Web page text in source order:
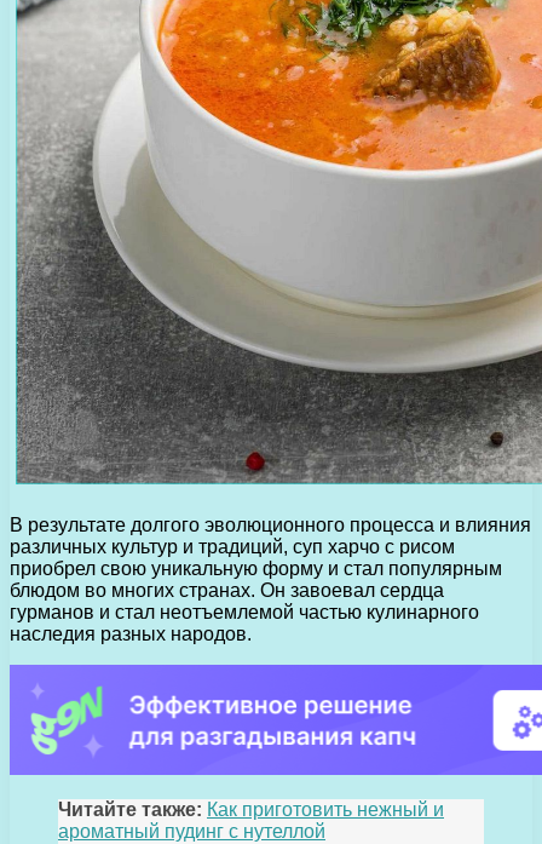
В результате долгого эволюционного процесса и влияния
различных культур и традиций, суп харчо с рисом
приобрел свою уникальную форму и стал популярным
блюдом во многих странах. Он завоевал сердца
гурманов и стал неотъемлемой частью кулинарного
наследия разных народов.
Читайте также: Как приготовить нежный и
ароматный пудинг с нутеллой